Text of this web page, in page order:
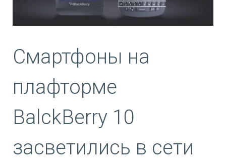
Смартфоны на
плафторме
BalckBerry 10
засветились в сети